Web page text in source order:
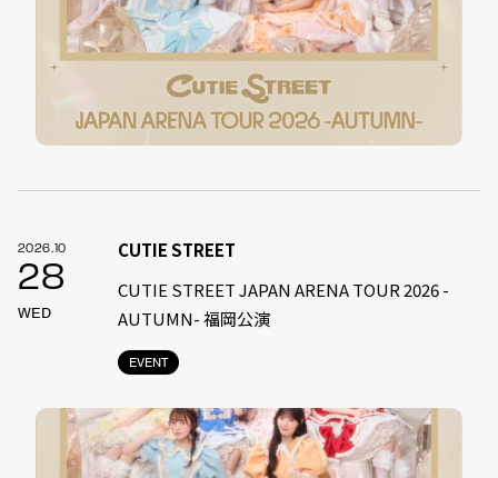
2026.10
28
WED
EVENT
CUTIE STREET
CUTIE STREET JAPAN ARENA TOUR 2026 -
AUTUMN- 福岡公演